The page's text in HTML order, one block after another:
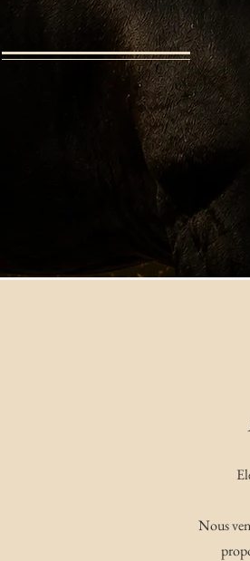
Los Siete Reinos
de chevaux PRE
Nous